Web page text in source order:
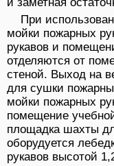
и заметная
При
мойки пожарных
рукавов и
отделяются от
стеной. Выход на
для сушки
мойки пожарных
помещение
площадка шахты
оборудуется
рукавов высотой